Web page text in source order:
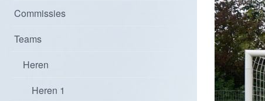
Commissies
Teams
Heren
Heren 1